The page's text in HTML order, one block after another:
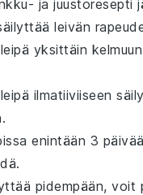
ja juustoresepti
leivän
leipä yksittäin kelmuun
leipä ilmatiiviiseen
enintään 3
pidempään, voit